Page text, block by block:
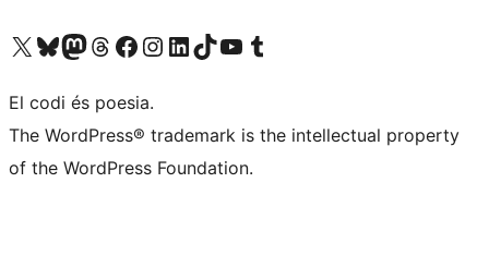
Visiteu el nostre compte X (abans Twitter)
Visiteu el nostre compte de Bluesky
Visiteu el nostre compte al Mastodon
Visiteu el nostre compte de Threads
Visiteu la nostra pàgina al Facebook
Visiteu el nostre compte d'Instagram
Visiteu el nostre compte de LinkedIn
Visiteu el nostre compte de TikTok
Visiteu el nostre canal al YouTube
Visiteu el nostre compte de Tumblr
El codi és poesia.
The WordPress® trademark is the intellectual property
of the WordPress Foundation.